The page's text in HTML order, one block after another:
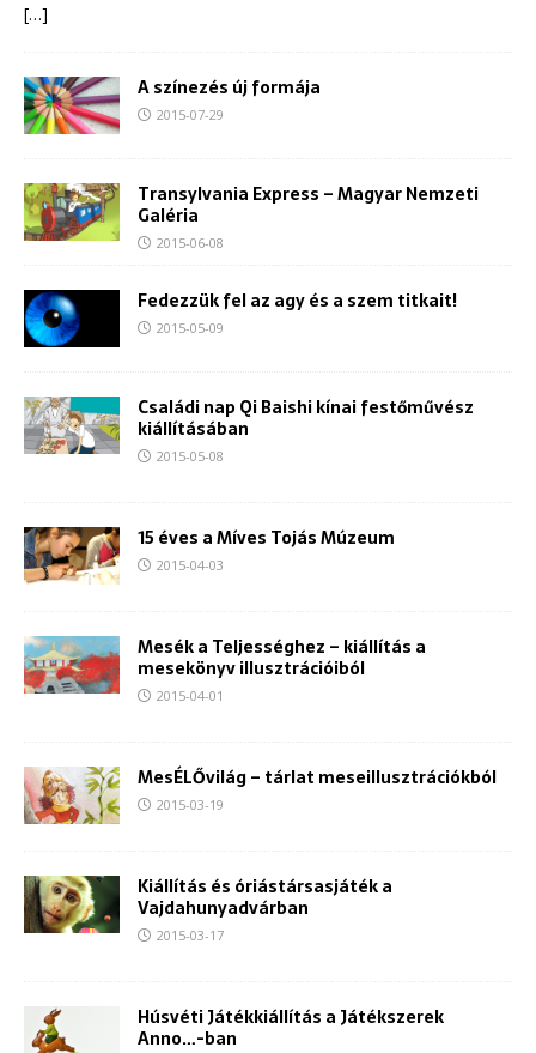
[…]
A színezés új formája
2015-07-29
Transylvania Express – Magyar Nemzeti
Galéria
2015-06-08
Fedezzük fel az agy és a szem titkait!
2015-05-09
Családi nap Qi Baishi kínai festőművész
kiállításában
2015-05-08
15 éves a Míves Tojás Múzeum
2015-04-03
Mesék a Teljességhez – kiállítás a
mesekönyv illusztrációiból
2015-04-01
MesÉLŐvilág – tárlat meseillusztrációkból
2015-03-19
Kiállítás és óriástársasjáték a
Vajdahunyadvárban
2015-03-17
Húsvéti Játékkiállítás a Játékszerek
Anno…-ban